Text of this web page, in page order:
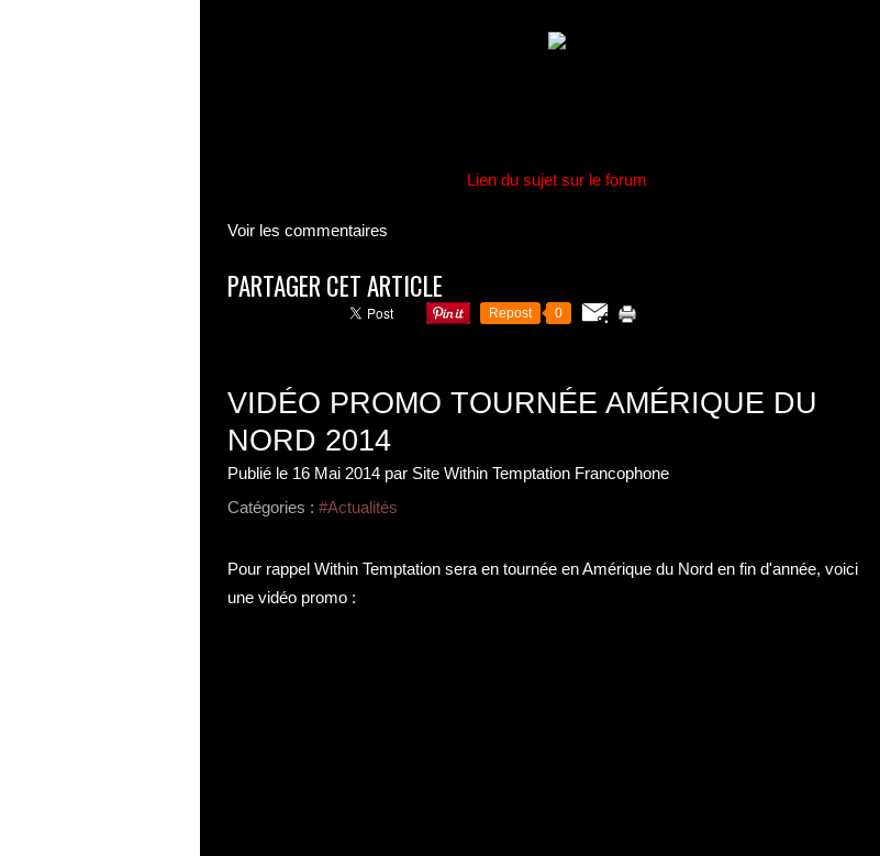
Lien du sujet sur le forum
Voir les commentaires
PARTAGER CET ARTICLE
Repost 0
VIDÉO PROMO TOURNÉE AMÉRIQUE DU
NORD 2014
Publié le 16 Mai 2014 par Site Within Temptation Francophone
Catégories : #Actualités
Pour rappel Within Temptation sera en tournée en Amérique du Nord en fin d'année, voici
une vidéo promo :